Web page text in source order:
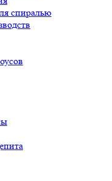
спиралью